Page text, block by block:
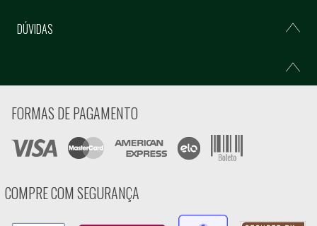
DÚVIDAS
FORMAS DE PAGAMENTO
COMPRE COM SEGURANÇA